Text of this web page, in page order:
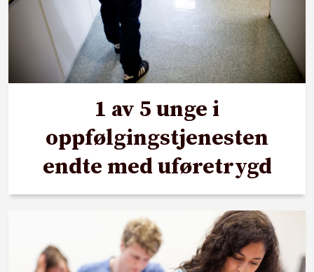
1 av 5 unge i
oppfølgingstjenesten
endte med uføretrygd